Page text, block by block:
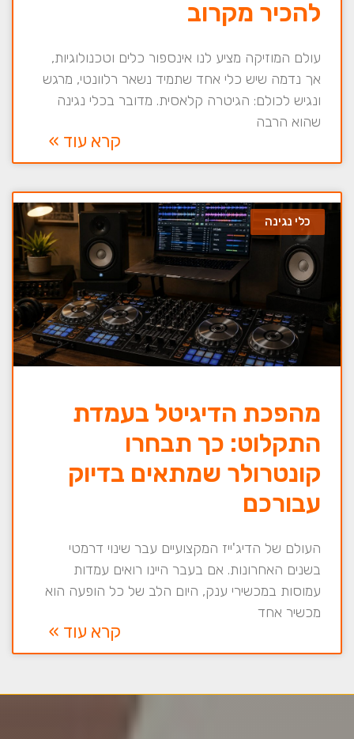
להכיר מקרוב
עולם המוזיקה מציע לנו אינספור כלים וטכנולוגיות,
אך נדמה שיש כלי אחד שתמיד נשאר רלוונטי, מרגש
ונגיש לכולם: הגיטרה קלאסית. מדובר בכלי נגינה
שהוא הרבה
קרא עוד »
כלי נגינה
מהפכת הדיגיטל בעמדת
התקלוט: כך תבחרו
קונטרולר שמתאים בדיוק
עבורכם
העולם של הדיג'ייז המקצועיים עבר שינוי דרמטי
בשנים האחרונות. אם בעבר היינו רואים עמדות
עמוסות במכשירי ענק, היום הלב של כל הופעה הוא
מכשיר אחד
קרא עוד »